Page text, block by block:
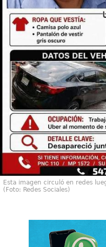
Esta imagen circuló en redes
(Foto: Redes Sociales)